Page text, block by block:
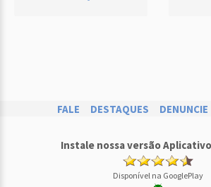
FALE DESTAQUES DENUNCIE
Instale nossa versão
Disponível na GooglePlay